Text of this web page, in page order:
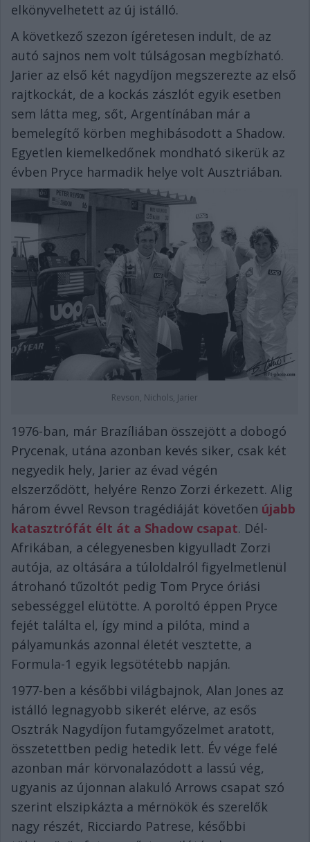
elkönyvelhetett az új istálló.
A következő szezon ígéretesen indult, de az
autó sajnos nem volt túlságosan megbízható.
Jarier az első két nagydíjon megszerezte az első
rajtkockát, de a kockás zászlót egyik esetben
sem látta meg, sőt, Argentínában már a
bemelegítő körben meghibásodott a Shadow.
Egyetlen kiemelkedőnek mondható sikerük az
évben Pryce harmadik helye volt Ausztriában.
Revson, Nichols, Jarier
1976-ban, már Brazíliában összejött a dobogó
Prycenak, utána azonban kevés siker, csak két
negyedik hely, Jarier az évad végén
elszerződött, helyére Renzo Zorzi érkezett. Alig
három évvel Revson tragédiáját követően újabb
katasztrófát élt át a Shadow csapat. Dél-
Afrikában, a célegyenesben kigyulladt Zorzi
autója, az oltására a túloldalról figyelmetlenül
átrohanó tűzoltót pedig Tom Pryce óriási
sebességgel elütötte. A poroltó éppen Pryce
fejét találta el, így mind a pilóta, mind a
pályamunkás azonnal életét vesztette, a
Formula-1 egyik legsötétebb napján.
1977-ben a későbbi világbajnok, Alan Jones az
istálló legnagyobb sikerét elérve, az esős
Osztrák Nagydíjon futamgyőzelmet aratott,
összetettben pedig hetedik lett. Év vége felé
azonban már körvonalazódott a lassú vég,
ugyanis az újonnan alakuló Arrows csapat szó
szerint elszipkázta a mérnökök és szerelők
nagy részét, Ricciardo Patrese, későbbi